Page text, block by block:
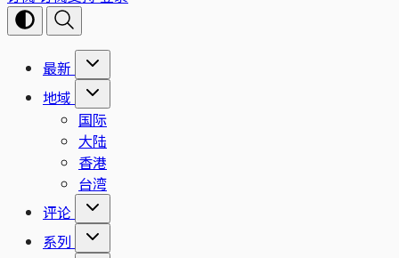
最新
地域
国际
大陆
香港
台湾
评论
系列